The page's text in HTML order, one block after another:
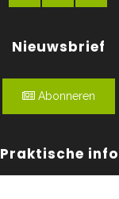
Nieuwsbrief
Abonneren
Praktische info